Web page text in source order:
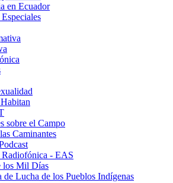
en Ecuador
sobre el Campo
Caminantes
- EAS
los Mil Días
de Lucha de los Pueblos Indígenas